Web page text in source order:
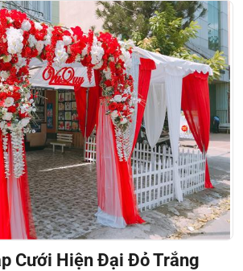
Cưới Hiện Đại Đỏ Trắng